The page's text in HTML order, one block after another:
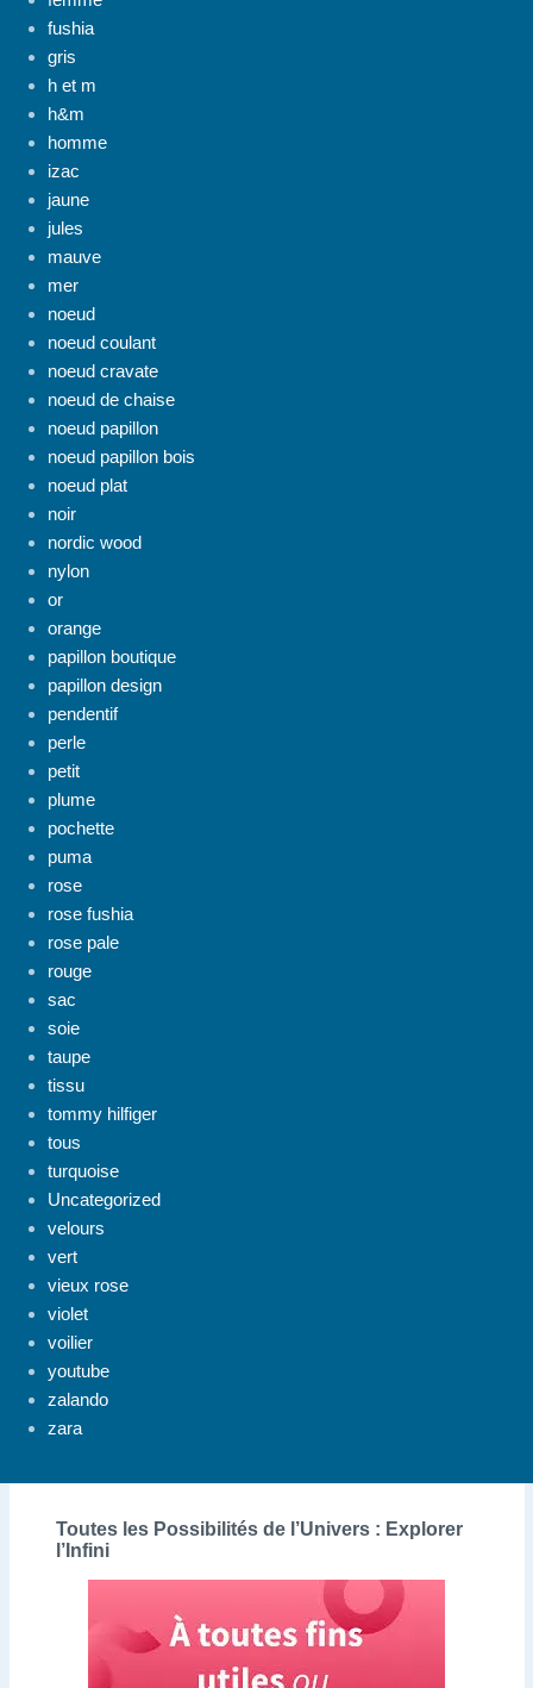
fushia
gris
h et m
h&m
homme
izac
jaune
jules
mauve
mer
noeud
noeud coulant
noeud cravate
noeud de chaise
noeud papillon
noeud papillon bois
noeud plat
noir
nordic wood
nylon
or
orange
papillon boutique
papillon design
pendentif
perle
petit
plume
pochette
puma
rose
rose fushia
rose pale
rouge
sac
soie
taupe
tissu
tommy hilfiger
tous
turquoise
Uncategorized
velours
vert
vieux rose
violet
voilier
youtube
zalando
zara
Toutes les Possibilités de l’Univers : Explorer
l’Infini